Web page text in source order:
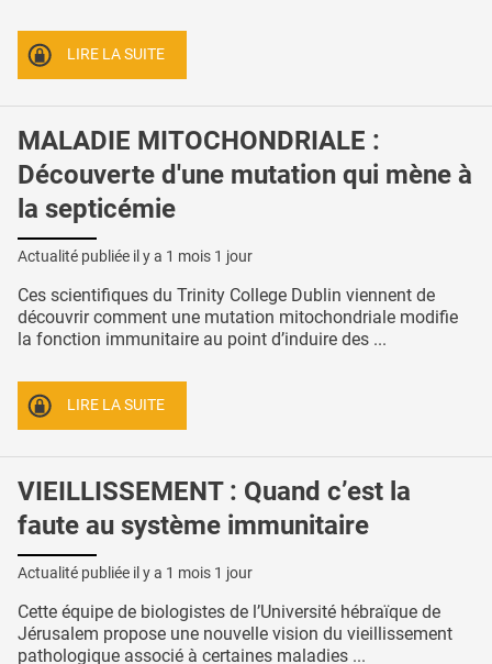
LIRE LA SUITE
MALADIE MITOCHONDRIALE :
Découverte d'une mutation qui mène à
la septicémie
Actualité publiée il y a 1 mois 1 jour
Ces scientifiques du Trinity College Dublin viennent de
découvrir comment une mutation mitochondriale modifie
la fonction immunitaire au point d’induire des ...
LIRE LA SUITE
VIEILLISSEMENT : Quand c’est la
faute au système immunitaire
Actualité publiée il y a 1 mois 1 jour
Cette équipe de biologistes de l’Université hébraïque de
Jérusalem propose une nouvelle vision du vieillissement
pathologique associé à certaines maladies ...